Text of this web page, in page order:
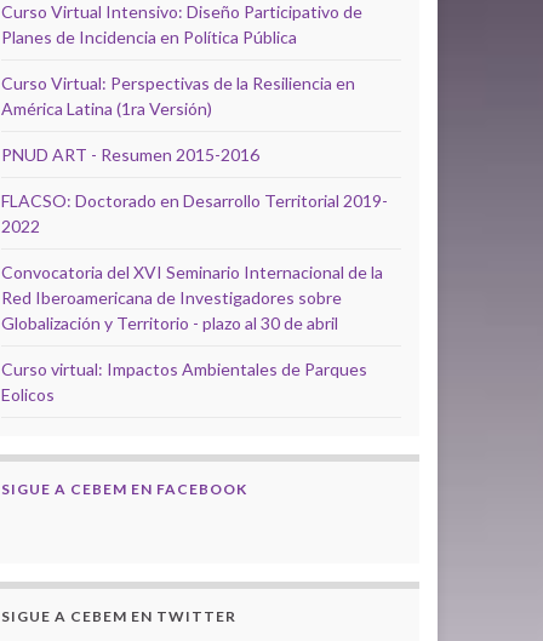
Curso Virtual Intensivo: Diseño Participativo de
Planes de Incidencia en Política Pública
Curso Virtual: Perspectivas de la Resiliencia en
América Latina (1ra Versión)
PNUD ART - Resumen 2015-2016
FLACSO: Doctorado en Desarrollo Territorial 2019-
2022
Convocatoria del XVI Seminario Internacional de la
Red Iberoamericana de Investigadores sobre
Globalización y Territorio - plazo al 30 de abril
Curso virtual: Impactos Ambientales de Parques
Eolicos
SIGUE A CEBEM EN FACEBOOK
SIGUE A CEBEM EN TWITTER